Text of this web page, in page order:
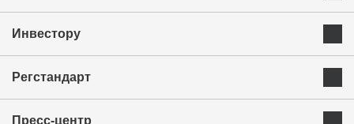
Экономика и ресурсы
Успешные бренды Курганской области
Инвестиционная команда региона
Инвестору
Приоритетные инвестиционные направления
Истории успеха
Регстандарт
Пресс-центр